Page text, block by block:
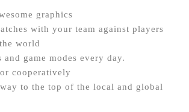
graphics
with your team against players
world
and game modes every day.
cooperatively
to the top of the local and global